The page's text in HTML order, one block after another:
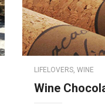
LIFELOVERS, WINE
Wine